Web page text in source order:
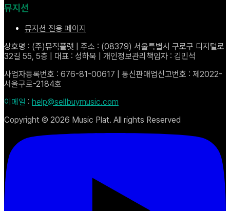
뮤지션
뮤지션 전용 페이지
상호명 : (주)뮤직플랫 | 주소 : (08379) 서울특별시 구로구 디지털로
32길 55, 5층 | 대표 : 성하묵 | 개인정보관리책임자 : 김민석
사업자등록번호 : 676-81-00617 | 통신판매업신고번호 : 제2022-
서울구로-2184호
이메일 : help@sellbuymusic.com
Copyright © 2026 Music Plat. All rights Reserved